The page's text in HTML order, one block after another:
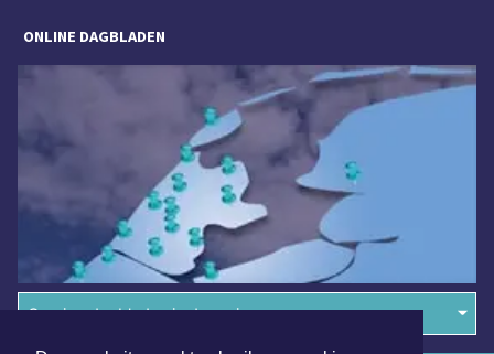
ONLINE DAGBLADEN
Overige dagbladen in de regio